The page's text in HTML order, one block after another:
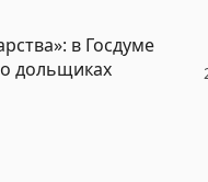
в Госдуме
дольщиках